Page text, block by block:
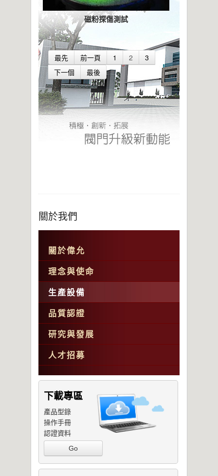
磁粉探傷測試
最先 前一頁 1 2
3
下一個
最後
關於我們
關於偉允
理念與使命
生產設備
品質認證
研究與發展
人才招募
下載專區
產品型錄
操作手冊
認證資料
Go